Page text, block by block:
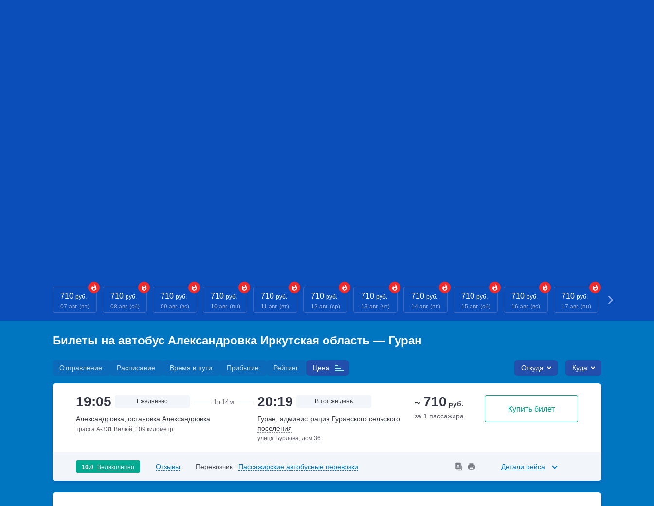
710 руб.
07 авг. (пт)
710 руб.
08 авг. (сб)
710 руб.
09 авг. (вс)
710 руб.
10 авг. (пн)
710 руб.
11 авг. (вт)
710 руб.
12 авг. (ср)
710 руб.
13 авг. (чт)
710 руб.
14 авг. (пт)
710 руб.
15 авг. (сб)
710 руб.
16 авг. (вс)
710 руб.
17 авг. (пн)
Билеты на автобус Александровка Иркутская область — Гуран
Отправление Расписание Время в пути Прибытие Рейтинг Цена Откуда Куда
19:05 Ежедневно 1ч14м 20:19 В тот же день ~ 710 руб.
за 1 пассажира
Купить билет
Александровка, остановка Александровка
трасса А-331 Вилюй, 109 километр
Гуран, администрация Гуранского сельского
поселения
улица Бурлова, дом 36
10.0 Великолепно Отзывы Перевозчик: Пассажирские автобусные перевозки